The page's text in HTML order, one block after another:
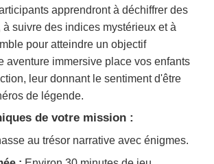
apprendront à déchiffrer des
à suivre des indices mystérieux et à
pour atteindre un objectif
aventure immersive place vos enfants
leur donnant le sentiment d'être
de légende.
de votre mission :
au trésor narrative avec énigmes.